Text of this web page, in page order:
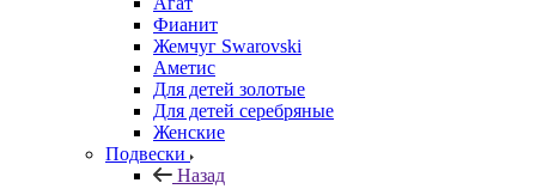
Фианит
Жемчуг Swarovski
Аметис
Для детей золотые
Для детей серебряные
Женские
Подвески
Назад